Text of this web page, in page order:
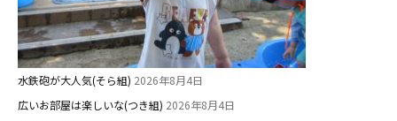
水鉄砲が大人気(そら組) 2026年8月4日
広いお部屋は楽しいな(つき組) 2026年8月4日